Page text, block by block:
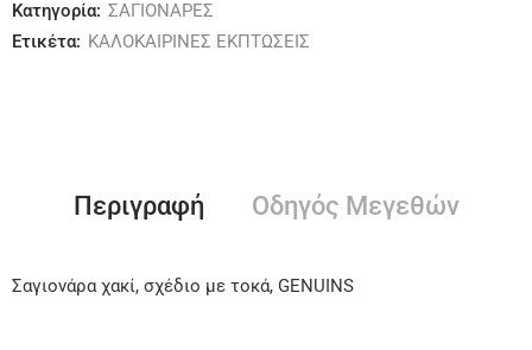
Κατηγορία: ΣΑΓΙΟΝΑΡΕΣ
Ετικέτα: ΚΑΛΟΚΑΙΡΙΝΕΣ ΕΚΠΤΩΣΕΙΣ
Περιγραφή Οδηγός Μεγεθών
Σαγιονάρα χακί, σχέδιο με τοκά, GENUINS